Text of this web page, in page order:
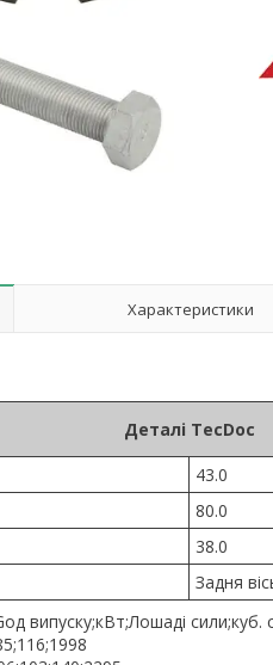
Характеристики
Деталі TecDoc
43.0
80.0
38.0
Задня
випуску;кВт;Лошаді сили;куб.